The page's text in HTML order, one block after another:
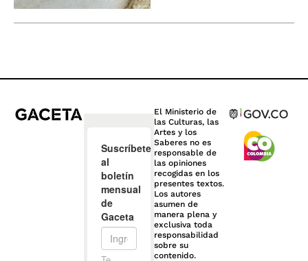
El Ministerio de
las Culturas, las
Artes y los
Saberes no es
responsable de
las opiniones
recogidas en los
presentes textos.
Los autores
asumen de
manera plena y
exclusiva toda
responsabilidad
sobre su
contenido.